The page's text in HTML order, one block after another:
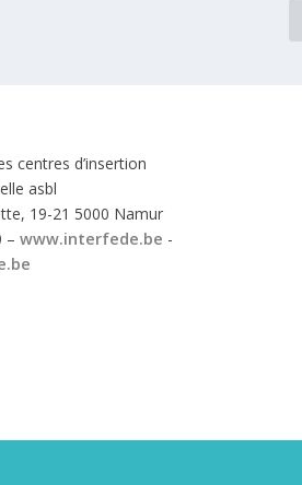
centres d’insertion
asbl
19-21 5000 Namur
–www.interfede.be -